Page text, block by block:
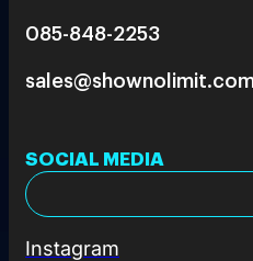
085-848-2253
SOCIAL MEDIA
Instagram